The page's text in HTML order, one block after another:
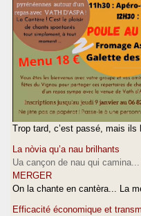
Trop tard, c’est passé, mais
La nòvia qu’a nau brilhants
Ua cançon de nau qui camina...
MERGER
On la chante en cantèra... La
Efficacité économique et